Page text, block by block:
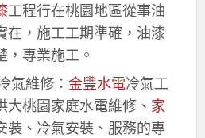
工程行在桃園地區從事油
在，施工工期準確，油漆
，專業施工。
氣維修： 金豐水電冷氣工
桃園家庭水電維修、 家
裝、冷氣安裝、服務的專